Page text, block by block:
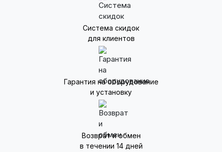
Система скидок
для клиентов
Гарантия на оборудование
и установку
Возврат и обмен
в течении 14 дней